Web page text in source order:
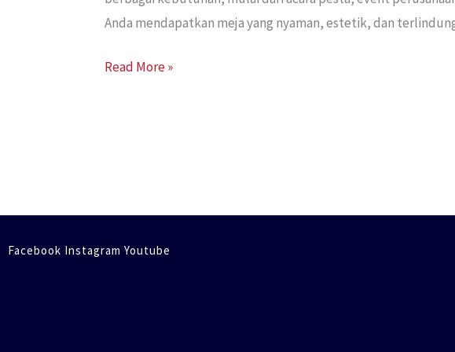
Anda mendapatkan meja yang nyaman, estetik, dan
Read More »
Facebook Instagram Youtube